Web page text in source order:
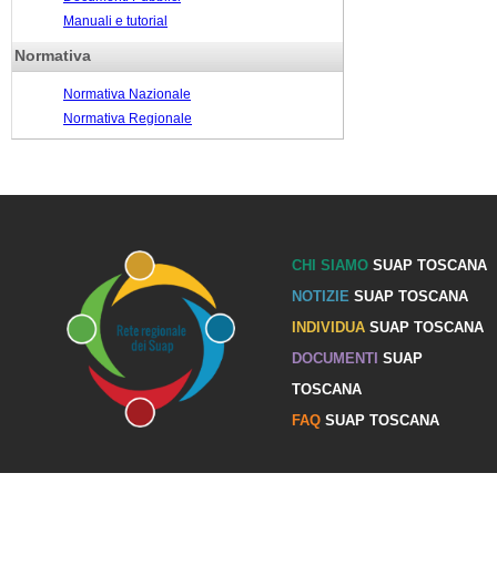
Manuali e tutorial
Normativa
Normativa Nazionale
Normativa Regionale
CHI SIAMOSUAP TOSCANA
NOTIZIE SUAP TOSCANA
INDIVIDUASUAP TOSCANA
DOCUMENTI SUAP
TOSCANA
FAQSUAP TOSCANA